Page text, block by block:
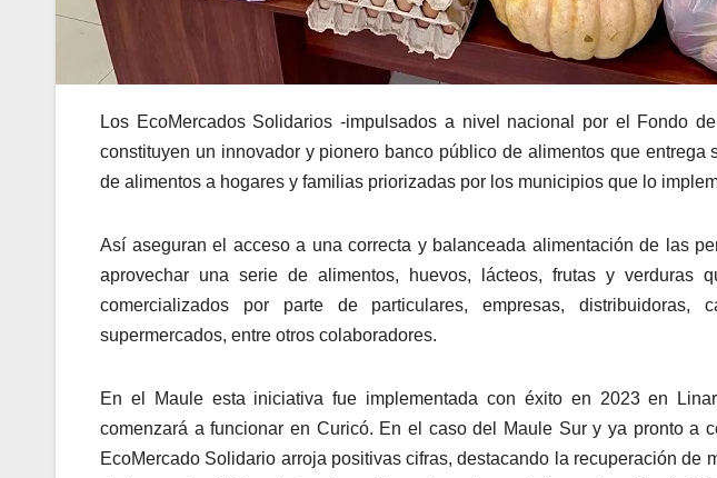
Los EcoMercados Solidarios -impulsados a nivel nacional por el Fondo
constituyen un innovador y pionero banco público de alimentos que entrega
de alimentos a hogares y familias priorizadas por los municipios que lo
Así aseguran el acceso a una correcta y balanceada alimentación de las
aprovechar una serie de alimentos, huevos, lácteos, frutas y verduras
comercializados por parte de particulares, empresas, distribuidoras,
supermercados, entre otros colaboradores.
En el Maule esta iniciativa fue implementada con éxito en 2023 en
comenzará a funcionar en Curicó. En el caso del Maule Sur y ya pronto a
EcoMercado Solidario arroja positivas cifras, destacando la recuperación de